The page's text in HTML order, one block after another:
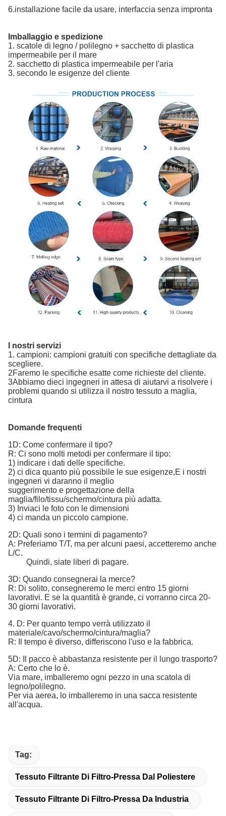
6.installazione facile da usare, interfaccia senza impronta
Imballaggio e spedizione
1. scatole di legno / polilegno + sacchetto di plastica
impermeabile per il mare
2. sacchetto di plastica impermeabile per l'aria
3. secondo le esigenze del cliente
I nostri servizi
1. campioni: campioni gratuiti con specifiche dettagliate da
scegliere.
2Faremo le specifiche esatte come richieste del cliente.
3Abbiamo dieci ingegneri in attesa di aiutarvi a risolvere i
problemi quando si utilizza il nostro tessuto a maglia,
cintura
Domande frequenti
1D: Come confermare il tipo?
R: Ci sono molti metodi per confermare il tipo:
1) indicare i dati delle specifiche.
2) ci dica quanto più possibile le sue esigenze,E i nostri
ingegneri vi daranno il meglio
suggerimento e progettazione della
maglia/filo/tissu/schermo/cintura più adatta.
3) Inviaci le foto con le dimensioni
4) ci manda un piccolo campione.
2D: Quali sono i termini di pagamento?
A: Preferiamo T/T, ma per alcuni paesi, accetteremo anche
L/C.
Quindi, siate liberi di pagare.
3D: Quando consegnerai la merce?
R: Di solito, consegneremo le merci entro 15 giorni
lavorativi. E se la quantità è grande, ci vorranno circa 20-
30 giorni lavorativi.
4. D: Per quanto tempo verrà utilizzato il
materiale/cavo/schermo/cintura/maglia?
R: Il tempo è diverso, differiscono l'uso e la fabbrica.
5D: Il pacco è abbastanza resistente per il lungo trasporto?
A: Certo che lo è.
Via mare, imballeremo ogni pezzo in una scatola di
legno/polilegno.
Per via aerea, lo imballeremo in una sacca resistente
all'acqua.
Tag:
Tessuto Filtrante Di Filtro-Pressa Dal Poliestere
Tessuto Filtrante Di Filtro-Pressa Da Industria